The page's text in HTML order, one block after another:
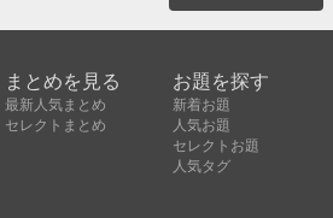
まとめを見る
最新人気まとめ
セレクトまとめ
お題を探す
新着お題
人気お題
セレクトお題
人気タグ